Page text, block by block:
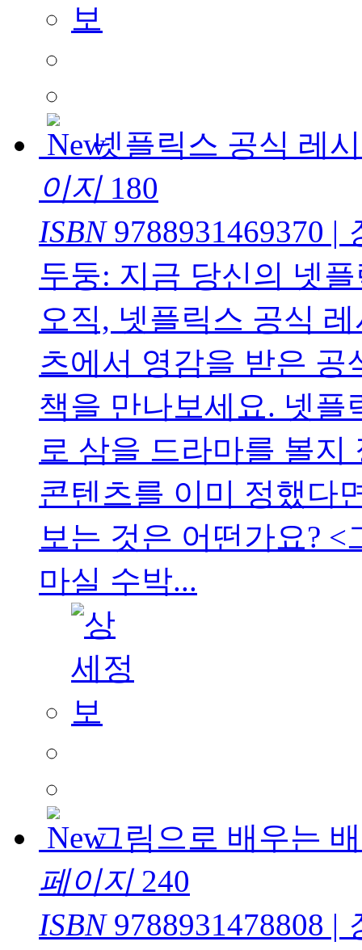
넷플릭스 공식 레
이지180
ISBN9788931469370 |
두둥: 지금 당신의 넷
오직, 넷플릭스 공식
츠에서 영감을 받은 공
책을 만나보세요. 넷플
로 삼을 드라마를 볼지
콘텐츠를 이미 정했다
보는 것은 어떤가요?
마실 수박...
그림으로 배우는
페이지240
ISBN9788931478808 |